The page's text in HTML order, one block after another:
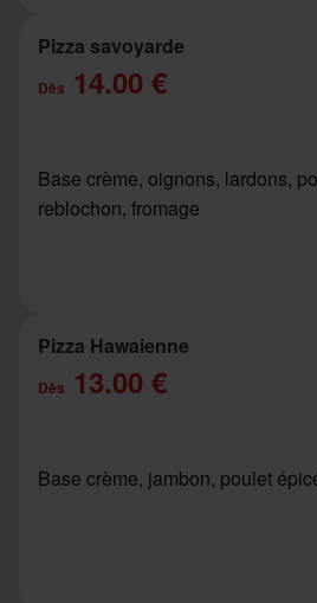
Pizza savoyarde
Dès 14.00 €
Base crème, oignons, lardons,
reblochon, fromage
Pizza Hawaienne
Dès 13.00 €
Base crème, jambon, poulet